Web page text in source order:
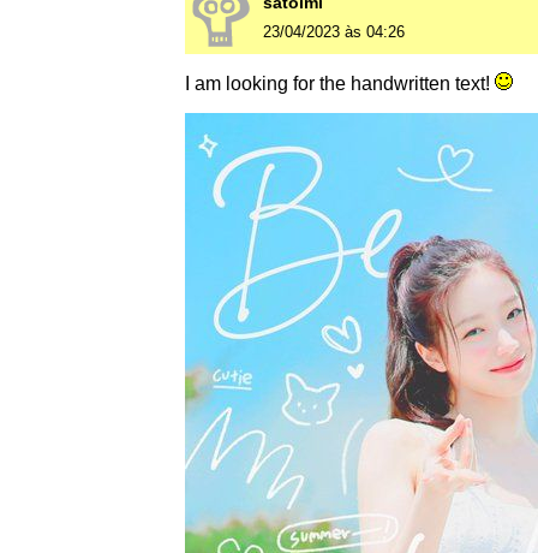
23/04/2023 às 04:26
I am looking for the handwritten text!